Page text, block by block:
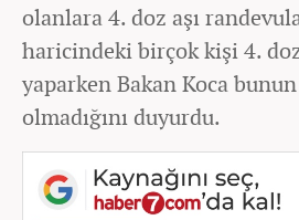
olanlara 4. doz aşı
haricindeki birçok kişi 4.
yaparken Bakan Koca
olmadığını duyurdu.